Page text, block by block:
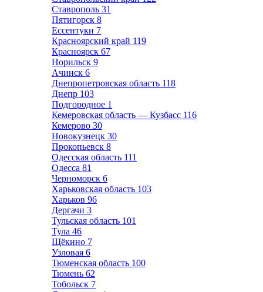
Ставрополь 31
Пятигорск 8
Ессентуки 7
Красноярский край 119
Красноярск 67
Норильск 9
Ачинск 6
Днепропетровская область 118
Днепр 103
Подгородное 1
Кемеровская область — Кузбасс 116
Кемерово 30
Новокузнецк 30
Прокопьевск 8
Одесская область 111
Одесса 81
Черноморск 6
Харьковская область 103
Харьков 96
Дергачи 3
Тульская область 101
Тула 46
Щёкино 7
Узловая 6
Тюменская область 100
Тюмень 62
Тобольск 7